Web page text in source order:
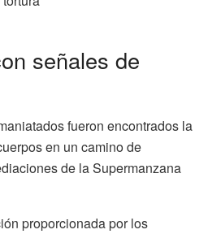
señales de
fueron encontrados la
en un camino de
de la Supermanzana
proporcionada por los